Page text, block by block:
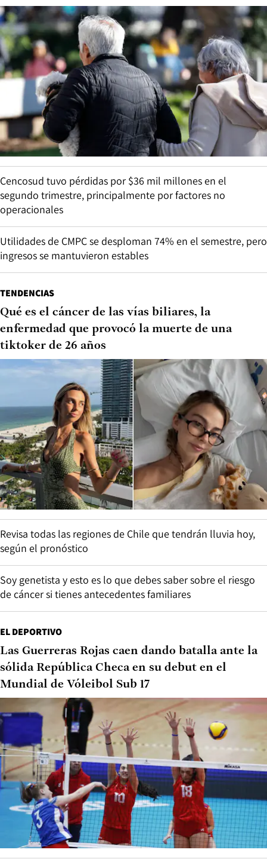
Cencosud tuvo pérdidas por $36 mil millones en el
segundo trimestre, principalmente por factores no
operacionales
Utilidades de CMPC se desploman 74% en el semestre, pero
ingresos se mantuvieron estables
TENDENCIAS
Qué es el cáncer de las vías biliares, la
enfermedad que provocó la muerte de una
tiktoker de 26 años
Revisa todas las regiones de Chile que tendrán lluvia hoy,
según el pronóstico
Soy genetista y esto es lo que debes saber sobre el riesgo
de cáncer si tienes antecedentes familiares
EL DEPORTIVO
Las Guerreras Rojas caen dando batalla ante la
sólida República Checa en su debut en el
Mundial de Vóleibol Sub 17